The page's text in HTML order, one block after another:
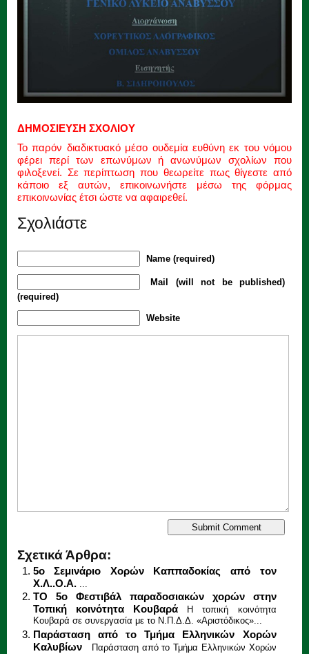
ΔΗΜΟΣΙΕΥΣΗ ΣΧΟΛΙΟΥ
Το παρόν διαδικτυακό μέσο ουδεμία ευθύνη εκ του νόμου
φέρει περί των επωνύμων ή ανωνύμων σχολίων που
φιλοξενεί. Σε περίπτωση που θεωρείτε πως θίγεστε από
κάποιο εξ αυτών, επικοινωνήστε μέσω της φόρμας
επικοινωνίας έτσι ώστε να αφαιρεθεί.
Σχολιάστε
Name (required)
Mail (will not be published)
(required)
Website
Σχετικά Άρθρα:
5ο Σεμινάριο Χορών Καππαδοκίας από τον
Χ.Λ..Ο.Α. ...
ΤΟ 5ο Φεστιβάλ παραδοσιακών χορών στην
Τοπική κοινότητα Κουβαρά
Η τοπική κοινότητα
Κουβαρά σε συνεργασία με το Ν.Π.Δ.Δ. «Αριστόδικος»...
Παράσταση από το Τμήμα Ελληνικών Χορών
Καλυβίων
Παράσταση από το Τμήμα Ελληνικών Χορών